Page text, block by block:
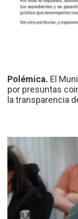
Polémica. El
por presuntas
la transparencia